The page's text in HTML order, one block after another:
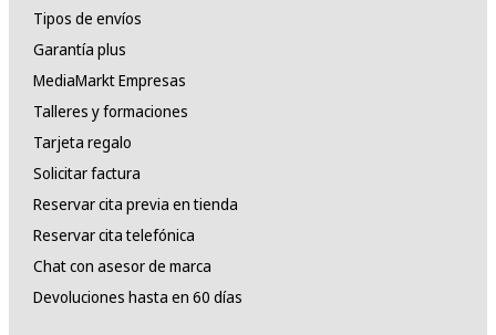
Tipos de envíos
Garantía plus
MediaMarkt Empresas
Talleres y formaciones
Tarjeta regalo
Solicitar factura
Reservar cita previa en tienda
Reservar cita telefónica
Chat con asesor de marca
Devoluciones hasta en 60 días